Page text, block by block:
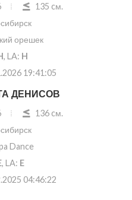
135 cм.
орешек
, LA: H
19:41:05
ДЕНИСОВ
136 cм.
Dance
, LA: E
04:46:22